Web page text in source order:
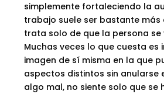
simplemente fortaleciendo la
trabajo suele ser bastante más
trata solo de que la persona
Muchas veces lo que cuesta es
imagen de sí misma en la que
aspectos distintos sin anularse
algo mal, no siente solo que se